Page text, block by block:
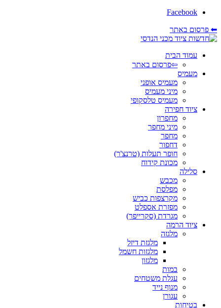
Facebook
⬅ פרסום באתר
עמוד הבית
⇦פרסום באתר
מעמיס
מעמיס אופני
מיני מעמיס
מעמיס טלסקופי
ציוד חפירה
מחפרון
מיני מחפר
מחפר
דחפור
חופר תעלות (טרנצ'ר)
מכונת קידוח
סלילה
מכבש
מפלסת
מקרצפות כביש
מפזרת אספלט
מגרדת (סקרייפר)
ציוד הרמה
מלגזה
מלגזת דיזל
מלגזות חשמל
מלגזון
במות
עגלת משטחים
מנוף נייד
עגורן
בטיחות